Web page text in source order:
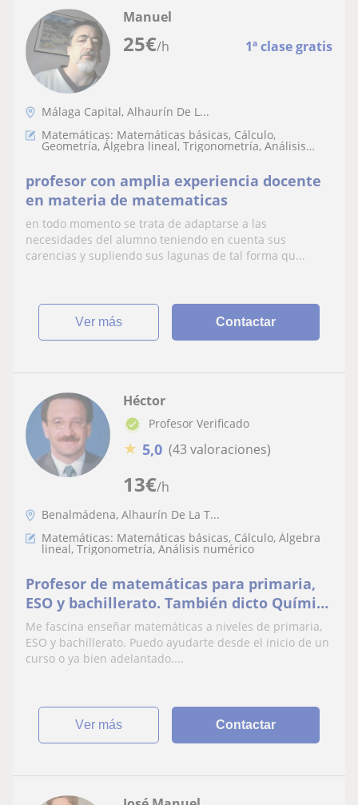
25€/h 1ª clase gratis
Manuel
Málaga Capital, Alhaurín De L...
Matemáticas: Matemáticas básicas, Cálculo,
Geometría, Álgebra lineal, Trigonometría, Análisis
numérico, Teoría de números, LaTeX, Matemáticas
profesor con amplia experiencia docente
en materia de matematicas
en todo momento se trata de adaptarse a las
necesidades del alumno teniendo en cuenta sus
carencias y supliendo sus lagunas de tal forma qu...
ver más Contactar
13€/h
Héctor
Profesor Verificado
★ 5,0 (43 valoraciones)
Benalmádena, Alhaurín De La T...
Matemáticas: Matemáticas básicas, Cálculo, Álgebra
lineal, Trigonometría, Análisis numérico
Profesor de matemáticas para primaria,
ESO y bachillerato. También dicto Química
y física para ESO
Me fascina enseñar matemáticas a niveles de primaria,
ESO y bachillerato. Puedo ayudarte desde el inicio de un
curso o ya bien adelantado....
ver más Contactar